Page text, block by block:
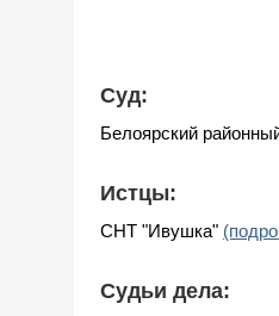
Суд:
Белоярский
Истцы:
СНТ "Ивушка"
Судьи дела: